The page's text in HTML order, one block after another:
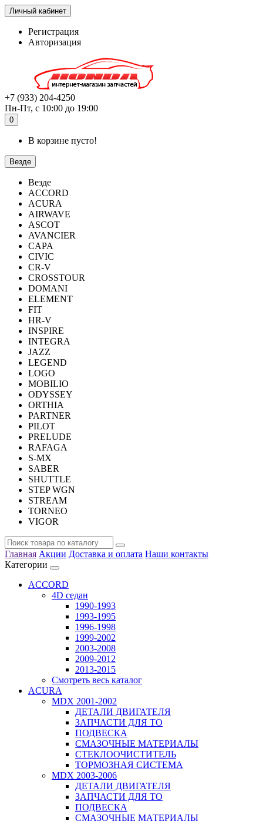
Личный кабинет
Регистрация
Авторизация
+7 (933) 204-4250
Пн-Пт, с 10:00 до 19:00
0
В корзине пусто!
Везде
Везде
ACCORD
ACURA
AIRWAVE
ASCOT
AVANCIER
CAPA
CIVIC
CR-V
CROSSTOUR
DOMANI
ELEMENT
FIT
HR-V
INSPIRE
INTEGRA
JAZZ
LEGEND
LOGO
MOBILIO
ODYSSEY
ORTHIA
PARTNER
PILOT
PRELUDE
RAFAGA
S-MX
SABER
SHUTTLE
STEP WGN
STREAM
TORNEO
VIGOR
Главная Акции Доставка и оплата Наши контакты
Категории
ACCORD
4D седан
1990-1993
1993-1995
1996-1998
1999-2002
2003-2008
2009-2012
2013-2015
Смотреть весь каталог
ACURA
MDX 2001-2002
ДЕТАЛИ ДВИГАТЕЛЯ
ЗАПЧАСТИ ДЛЯ ТО
ПОДВЕСКА
СМАЗОЧНЫЕ МАТЕРИАЛЫ
СТЕКЛООЧИСТИТЕЛЬ
ТОРМОЗНАЯ СИСТЕМА
MDX 2003-2006
ДЕТАЛИ ДВИГАТЕЛЯ
ЗАПЧАСТИ ДЛЯ ТО
ПОДВЕСКА
СМАЗОЧНЫЕ МАТЕРИАЛЫ